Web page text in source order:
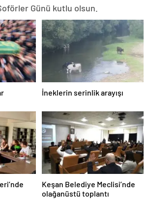
Günü kutlu olsun.
İneklerin serinlik arayışı
Keşan Belediye Meclisi’nde
olağanüstü toplantı